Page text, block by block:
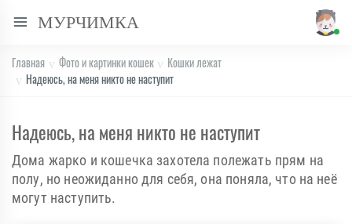
МУРЧИМКА
Главная Фото и картинки кошек
Кошки лежат
Надеюсь, на меня никто не наступит
Надеюсь, на меня никто не наступит
Дома жарко и кошечка захотела полежать прям на
полу, но неожиданно для себя, она поняла, что на неё
могут наступить.